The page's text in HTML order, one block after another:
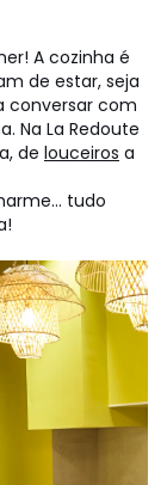
A cozinha é
de estar, seja
conversar com
Na La Redoute
de louceiros a
tudo